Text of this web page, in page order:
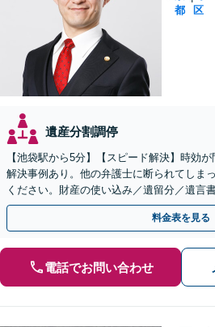
都
区
遺産分割調停
【池袋駅から5分】【スピード解決】時効
解決事例あり。他の弁護士に断られてしま
ください。財産の使い込み／遺留分／遺言
との連携あり。丁寧なヒアリングに定評が
料金表を見る
電話でお問い合わせ